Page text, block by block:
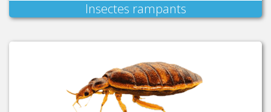
Insectes rampants